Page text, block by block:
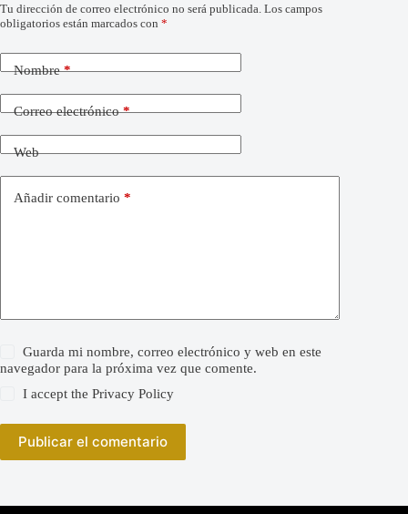
Tu dirección de correo electrónico no será publicada. Los campos
obligatorios están marcados con *
Nombre*
Correo electrónico*
Web
Añadir comentario *
Guarda mi nombre, correo electrónico y web en este
navegador para la próxima vez que comente.
I accept thePrivacy Policy
Publicar el comentario